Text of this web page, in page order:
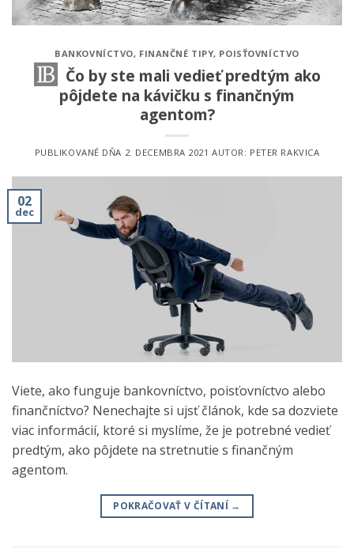
BANKOVNÍCTVO, FINANČNÉ TIPY, POISŤOVNÍCTVO
Čo by ste mali vedieť predtým ako
pôjdete na kávičku s finančným
agentom?
PUBLIKOVANÉ DŇA 2. DECEMBRA 2021 AUTOR: PETER RAKVICA
02
dec
Viete, ako funguje bankovníctvo, poisťovníctvo alebo
finančníctvo? Nenechajte si ujsť článok, kde sa dozviete
viac informácií, ktoré si myslíme, že je potrebné vedieť
predtým, ako pôjdete na stretnutie s finančným
agentom.
POKRAČOVAŤ V ČÍTANÍ →